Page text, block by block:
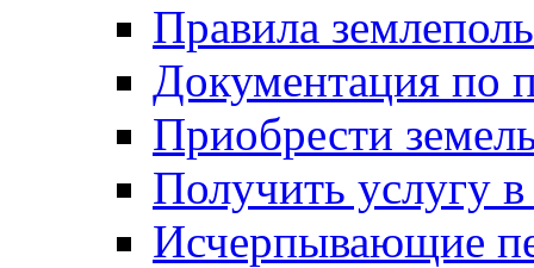
Правила
Документация по
Приобрести
Получить услугу в
Исчерпывающие